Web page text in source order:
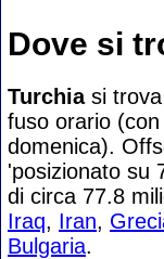
Dove si
Turchiasi trova
fuso orario
domenica).
'posizionato su
di circa 77.8
Iraq, Iran,
Bulgaria.